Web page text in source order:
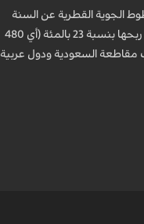
الجوية القطرية عن السنة
المالية 2017 – 2018 انخفاض هامش ربحها بنسبة 23 بالمئة (أي 480
مقاطعة السعودية ودول عربية